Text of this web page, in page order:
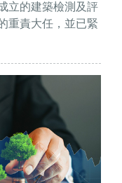
立的建築檢測及評
重責大任，並已緊